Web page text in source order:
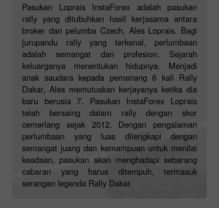
Pasukan Loprais InstaForex adalah pasukan
rally yang ditubuhkan hasil kerjasama antara
broker dan pelumba Czech, Ales Loprais. Bagi
jurupandu rally yang terkenal, perlumbaan
adalah semangat dan profesion. Sejarah
keluarganya menentukan hidupnya. Menjadi
anak saudara kepada pemenang 6 kali Rally
Dakar, Ales memutuskan kerjayanya ketika dia
baru berusia 7. Pasukan InstaForex Loprais
telah bersaing dalam rally dengan skor
cemerlang sejak 2012. Dengan pengalaman
perlumbaan yang luas dilengkapi dengan
semangat juang dan kemampuan untuk menilai
keadaan, pasukan akan menghadapi sebarang
cabaran yang harus ditempuh, termasuk
serangan legenda Rally Dakar.